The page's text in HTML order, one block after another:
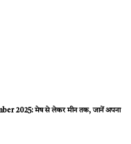
2025: मेष से लेकर मीन तक, जानें अपना